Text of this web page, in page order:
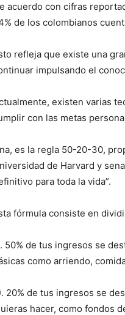
acuerdo con cifras
de los colombianos
refleja que existe una
impulsando el
existen varias
con las metas
es la regla 50-20-30,
de Harvard y
para toda la vida”.
fórmula consiste en
50% de tus ingresos se
como arriendo,
20% de tus ingresos se
hacer, como